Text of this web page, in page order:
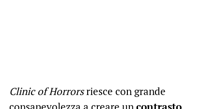
Clinic of Horrorsriesce con grande